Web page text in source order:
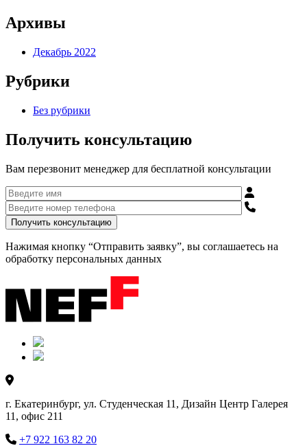
Архивы
Декабрь 2022
Рубрики
Без рубрики
Получить консультацию
Вам перезвонит менеджер для бесплатной консультации
Нажимая кнопку “Отправить заявку”, вы соглашаетесь на
обработку персональных данных
г. Екатеринбург, ул. Студенческая 11, Дизайн Центр Галерея
11, офис 211
+7 922 163 82 20